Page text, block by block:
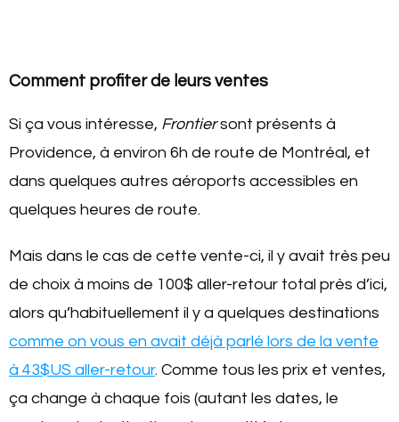
Comment profiter de leurs ventes
Si ça vous intéresse, Frontiersont présents à
Providence, à environ 6h de route de Montréal, et
dans quelques autres aéroports accessibles en
quelques heures de route.
Mais dans le cas de cette vente-ci, il y avait très peu
de choix à moins de 100$ aller-retour total près d’ici,
alors qu’habituellement il y a quelques destinations
comme on vous en avait déjà parlé lors de la vente
à 43$US aller-retour. Comme tous les prix et ventes,
ça change à chaque fois (autant les dates, le